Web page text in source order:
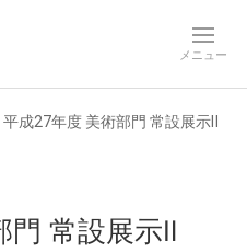
平成27年度 美術部門 常設展示Ⅱ
門 常設展示Ⅱ